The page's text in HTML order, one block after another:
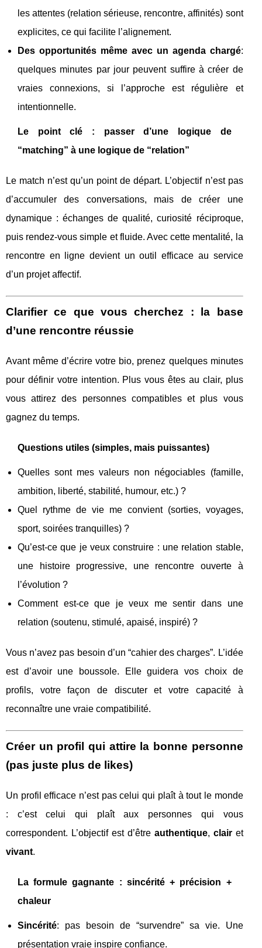
les attentes (relation sérieuse, rencontre, affinités) sont
explicites, ce qui facilite l’alignement.
Des opportunités même avec un agenda chargé:
quelques minutes par jour peuvent suffire à créer de
vraies connexions, si l’approche est régulière et
intentionnelle.
Le point clé : passer d’une logique de
“matching” à une logique de “relation”
Le match n’est qu’un point de départ. L’objectif n’est pas
d’accumuler des conversations, mais de créer une
dynamique : échanges de qualité, curiosité réciproque,
puis rendez-vous simple et fluide. Avec cette mentalité, la
rencontre en ligne devient un outil efficace au service
d’un projet affectif.
Clarifier ce que vous cherchez : la base
d’une rencontre réussie
Avant même d’écrire votre bio, prenez quelques minutes
pour définir votre intention. Plus vous êtes au clair, plus
vous attirez des personnes compatibles et plus vous
gagnez du temps.
Questions utiles (simples, mais puissantes)
Quelles sont mes valeurs non négociables (famille,
ambition, liberté, stabilité, humour, etc.) ?
Quel rythme de vie me convient (sorties, voyages,
sport, soirées tranquilles) ?
Qu’est-ce que je veux construire : une relation stable,
une histoire progressive, une rencontre ouverte à
l’évolution ?
Comment est-ce que je veux me sentir dans une
relation (soutenu, stimulé, apaisé, inspiré) ?
Vous n’avez pas besoin d’un “cahier des charges”. L’idée
est d’avoir une boussole. Elle guidera vos choix de
profils, votre façon de discuter et votre capacité à
reconnaître une vraie compatibilité.
Créer un profil qui attire la bonne personne
(pas juste plus de likes)
Un profil efficace n’est pas celui qui plaît à tout le monde
: c’est celui qui plaît aux personnes qui vous
correspondent. L’objectif est d’être authentique, clairet
vivant.
La formule gagnante : sincérité + précision +
chaleur
Sincérité: pas besoin de “survendre” sa vie. Une
présentation vraie inspire confiance.